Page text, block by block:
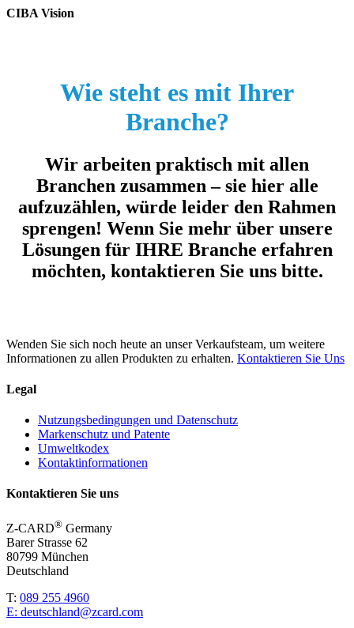
CIBA Vision
Wie steht es mit Ihrer
Branche?
Wir arbeiten praktisch mit allen
Branchen zusammen – sie hier alle
aufzuzählen, würde leider den Rahmen
sprengen! Wenn Sie mehr über unsere
Lösungen für IHRE Branche erfahren
möchten, kontaktieren Sie uns bitte.
Wenden Sie sich noch heute an unser Verkaufsteam, um weitere
Informationen zu allen Produkten zu erhalten. Kontaktieren Sie Uns
Legal
Nutzungsbedingungen und Datenschutz
Markenschutz und Patente
Umweltkodex
Kontaktinformationen
Kontaktieren Sie uns
Z-CARD® Germany
Barer Strasse 62
80799 München
Deutschland
T: 089 255 4960
E: deutschland@zcard.com